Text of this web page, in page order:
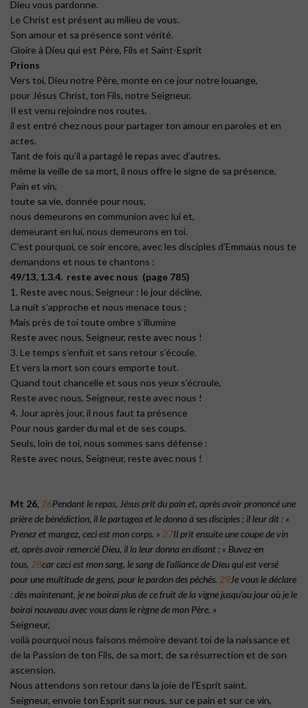
Dieu vous pardonne.
Le Christ est présent au milieu de vous.
Son amour et sa présence sont vérité.
Gloire à Dieu qui est Père, Fils et Saint-Esprit
Prions
Vers toi, Dieu notre Père, monte en ce jour notre louange,
pour Jésus Christ, ton Fils, notre Seigneur.
Il est venu rejoindre nos routes,
il est entré chez nous pour partager ton amour en paroles et en
actes.
Tant de fois qu’il a partagé le repas avec d’autres,
même la veille de sa mort, il nous offre le signe de sa présence.
Pain et vin,
toute sa vie, donnée pour nous,
nous demeurons en communion avec lui et,
demeurant en lui, nous demeurons en toi.
C’est pourquoi, ce soir encore, avec les disciples d’Emmaüs nous te
demandons et nous te chantons :
49/13, 1.3.4. reste avec nous (page 785)
1. Reste avec nous, Seigneur : le jour décline,
La nuit s’approche et nous menace tous ;
Mais près de toi toute ombre s’illumine
Reste avec nous, Seigneur, reste avec nous !
3. Le temps s’enfuit et sans retour s’écoule.
Et vers la mort son cours emporte tout.
Quand tout chancelle et sous nos yeux s’écroule,
Reste avec nous, Seigneur, reste avec nous !
4. Jour après jour, il nous faut ta présence
Pour nous garder du mal et de ses coups.
Seuls, loin de toi, nous sommes sans défense :
Reste avec nous, Seigneur, reste avec nous !
Mt 26, 26Pendant le repas, Jésus prit du pain et, après avoir prononcé une
prière de bénédiction, il le partagea et le donna à ses disciples ; il leur dit : «
Prenez et mangez, ceci est mon corps. » 27Il prit ensuite une coupe de vin
et, après avoir remercié Dieu, il la leur donna en disant : « Buvez-en
tous, 28car ceci est mon sang, le sang de l’alliance de Dieu qui est versé
pour une multitude de gens, pour le pardon des péchés. 29Je vous le déclare
: dès maintenant, je ne boirai plus de ce fruit de la vigne jusqu’au jour où je le
boirai nouveau avec vous dans le règne de mon Père. »
Seigneur,
voilà pourquoi nous faisons mémoire devant toi de la naissance et
de la Passion de ton Fils, de sa mort, de sa résurrection et de son
ascension.
Nous attendons son retour dans la joie de l’Esprit saint.
Seigneur, envoie ton Esprit sur nous, sur ce pain et sur ce vin,